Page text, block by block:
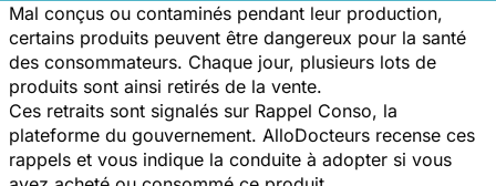
Mal conçus ou contaminés pendant leur production,
certains produits peuvent être dangereux pour la santé
des consommateurs. Chaque jour, plusieurs lots de
produits sont ainsi retirés de la vente.
Ces retraits sont signalés sur Rappel Conso, la
plateforme du gouvernement. AlloDocteurs recense ces
rappels et vous indique la conduite à adopter si vous